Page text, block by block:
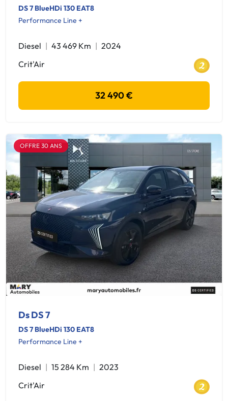
DS 7 BlueHDi 130 EAT8
Performance Line +
Diesel 43 469 Km
2024
Crit'Air
32 490 €
OFFRE 30 ANS
Ds DS 7
DS 7 BlueHDi 130 EAT8
Performance Line +
Diesel 15 284 Km
2023
Crit'Air